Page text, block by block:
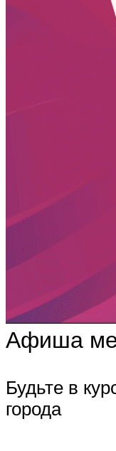
Афиша
Будьте в
города